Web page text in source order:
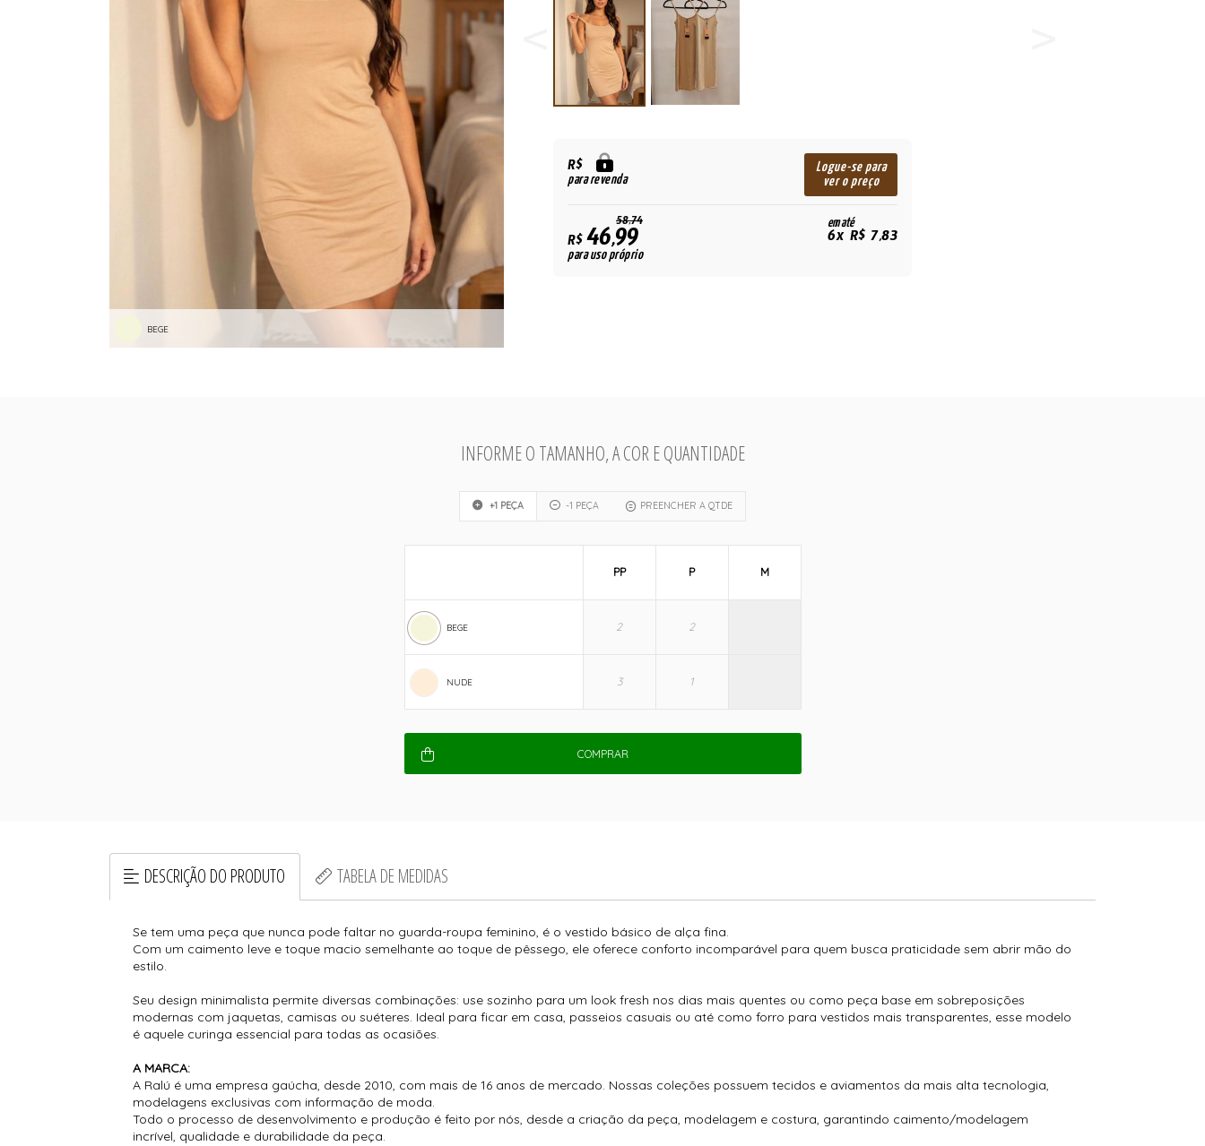
RASTEIRAS E PAPETES
SHORTS E SAIAS
TOP DE BIQUÍNI
TOP E CROPPEDS
BEGE
R$
para revenda
Logue-se para
ver o preço
58,74
R$46,99
para uso próprio
em até
6x R$ 7,83
INFORME O TAMANHO, A COR E QUANTIDADE
+1 PEÇA -1 PEÇA PREENCHER A QTDE
BEGE
NUDE
PP P M
COMPRAR
DESCRIÇÃO DO PRODUTO TABELA DE MEDIDAS
Se tem uma peça que nunca pode faltar no guarda-roupa feminino, é o vestido básico de alça fina.
Com um caimento leve e toque macio semelhante ao toque de pêssego, ele oferece conforto incomparável para quem busca praticidade sem abrir mão do
estilo.
Seu design minimalista permite diversas combinações: use sozinho para um look fresh nos dias mais quentes ou como peça base em sobreposições
modernas com jaquetas, camisas ou suéteres. Ideal para ficar em casa, passeios casuais ou até como forro para vestidos mais transparentes, esse modelo
é aquele curinga essencial para todas as ocasiões.
A MARCA:
A Ralú é uma empresa gaúcha, desde 2010, com mais de 16 anos de mercado. Nossas coleções possuem tecidos e aviamentos da mais alta tecnologia,
modelagens exclusivas com informação de moda.
Todo o processo de desenvolvimento e produção é feito por nós, desde a criação da peça, modelagem e costura, garantindo caimento/modelagem
incrível, qualidade e durabilidade da peça.